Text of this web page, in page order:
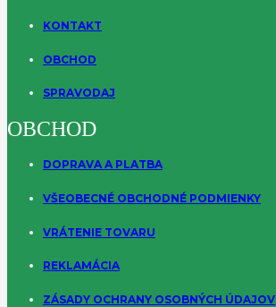
KONTAKT
OBCHOD
SPRAVODAJ
OBCHOD
DOPRAVA A PLATBA
VŠEOBECNÉ OBCHODNÉ PODMIENKY
VRÁTENIE TOVARU
REKLAMÁCIA
ZÁSADY OCHRANY OSOBNÝCH ÚDAJOV